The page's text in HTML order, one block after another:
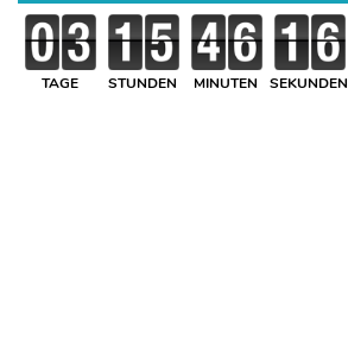
TAGE STUNDEN MINUTEN SEKUNDEN